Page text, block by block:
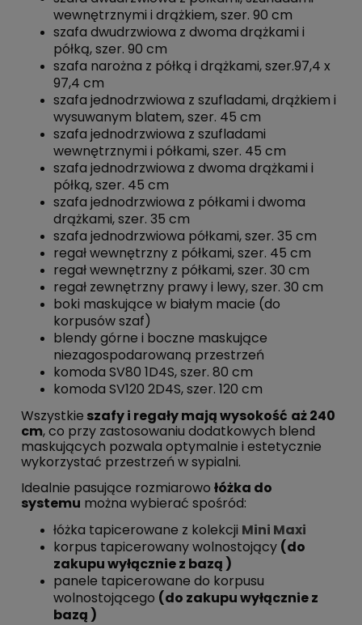
wewnętrznymi i drążkiem, szer. 90 cm
szafa dwudrzwiowa z dwoma drążkami i
półką, szer. 90 cm
szafa narożna z półką i drążkami, szer.97,4 x
97,4 cm
szafa jednodrzwiowa z szufladami, drążkiem i
wysuwanym blatem, szer. 45 cm
szafa jednodrzwiowa z szufladami
wewnętrznymi i półkami, szer. 45 cm
szafa jednodrzwiowa z dwoma drążkami i
półką, szer. 45 cm
szafa jednodrzwiowa z półkami i dwoma
drążkami, szer. 35 cm
szafa jednodrzwiowa półkami, szer. 35 cm
regał wewnętrzny z półkami, szer. 45 cm
regał wewnętrzny z półkami, szer. 30 cm
regał zewnętrzny prawy i lewy, szer. 30 cm
boki maskujące w białym macie (do
korpusów szaf)
blendy górne i boczne maskujące
niezagospodarowaną przestrzeń
komoda SV80 1D4S, szer. 80 cm
komoda SV120 2D4S, szer. 120 cm
Wszystkie szafy i regały mają wysokość aż 240
cm, co przy zastosowaniu dodatkowych blend
maskujących pozwala optymalnie i estetycznie
wykorzystać przestrzeń w sypialni.
Idealnie pasujące rozmiarowo łóżka do
systemu można wybierać spośród:
łóżka tapicerowane z kolekcji Mini Maxi
korpus tapicerowany wolnostojący (do
zakupu wyłącznie z bazą )
panele tapicerowane do korpusu
wolnostojącego (do zakupu wyłącznie z
bazą )